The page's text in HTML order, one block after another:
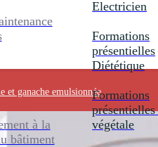
à la
bâtiment
Electricien
Formations
présentielles
Diététique
Formations
présentielles
végétale
et ganache emulsionnée